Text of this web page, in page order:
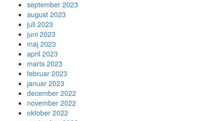
september 2023
august 2023
juli 2023
juni 2023
maj 2023
april 2023
marts 2023
februar 2023
januar 2023
december 2022
november 2022
oktober 2022